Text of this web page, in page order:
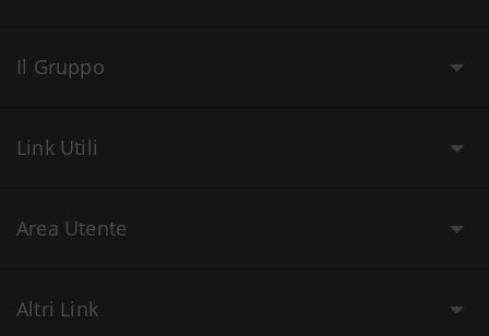
Il Gruppo
Link Utili
Area Utente
Altri Link